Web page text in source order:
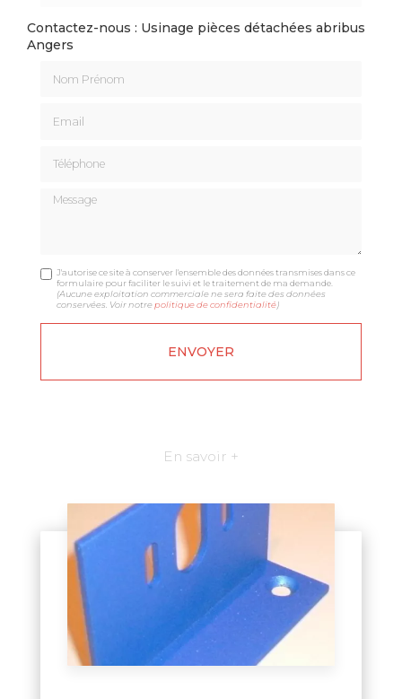
Contactez-nous : Usinage pièces détachées abribus
Angers
Message
J'autorise ce site à conserver l'ensemble des données transmises dans ce
formulaire pour faciliter le suivi et le traitement de ma demande.
(Aucune exploitation commerciale ne sera faite des données
conservées. Voir notrepolitique de confidentialité)
En savoir +